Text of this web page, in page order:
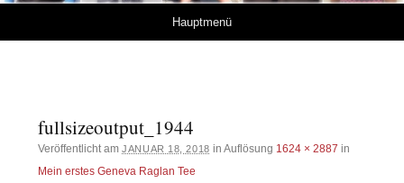
Hauptmenü
fullsizeoutput_1944
Veröffentlicht amJANUAR 18, 2018 in Auflösung 1624 × 2887 in
Mein erstes Geneva Raglan Tee